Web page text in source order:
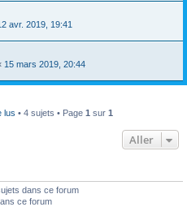
avr. 2019, 19:41
15 mars 2019, 20:44
lus • 4 sujets • Page 1 sur 1
Aller
dans ce forum
ce forum